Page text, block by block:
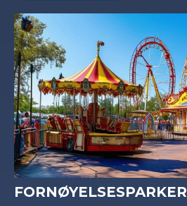
FORNØYELSESPARKER